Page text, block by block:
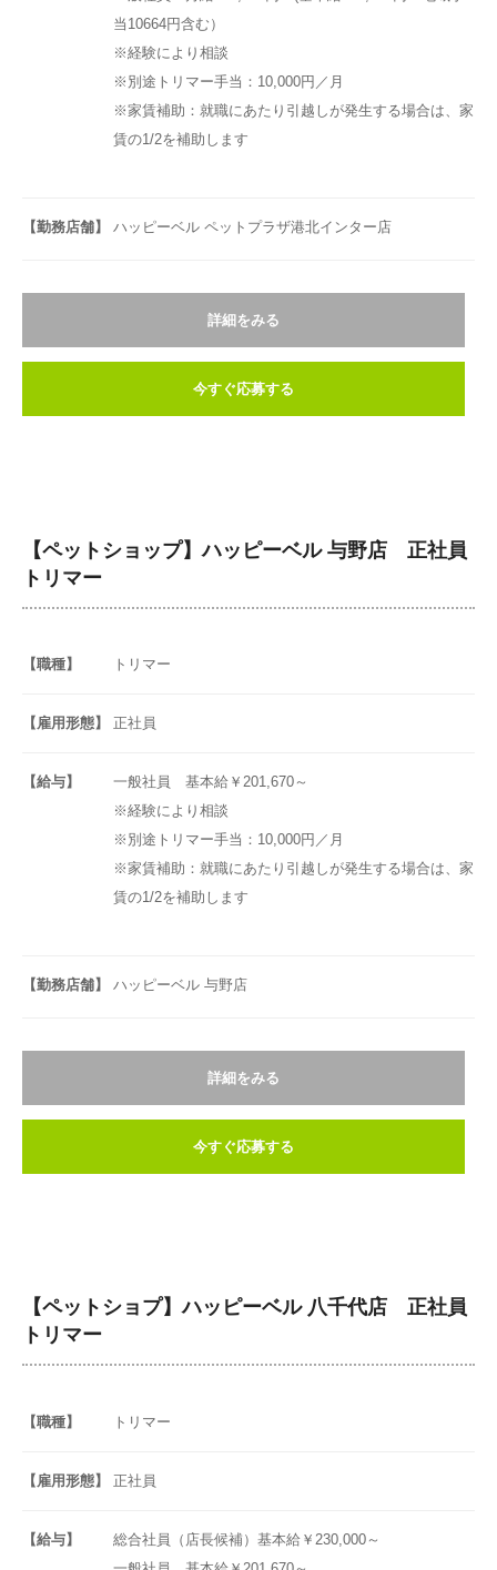
当10664円含む）
※経験により相談
※別途トリマー手当：10,000円／月
※家賃補助：就職にあたり引越しが発生する場合は、家
賃の1/2を補助します
【勤務店舗】 ハッピーベル ペットプラザ港北インター店
詳細をみる
今すぐ応募する
【ペットショップ】ハッピーベル 与野店 正社員
トリマー
【職種】 トリマー
【雇用形態】 正社員
【給与】
一般社員 基本給￥201,670～
※経験により相談
※別途トリマー手当：10,000円／月
※家賃補助：就職にあたり引越しが発生する場合は、家
賃の1/2を補助します
【勤務店舗】 ハッピーベル 与野店
詳細をみる
今すぐ応募する
【ペットショプ】ハッピーベル 八千代店 正社員
トリマー
【職種】 トリマー
【雇用形態】 正社員
【給与】
総合社員（店長候補）基本給￥230,000～